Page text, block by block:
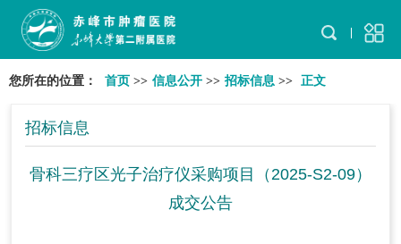
您所在的位置： 首页 >> 信息公开 >> 招标信息 >> 正文
招标信息
骨科三疗区光子治疗仪采购项目（2025-S2-09）
成交公告